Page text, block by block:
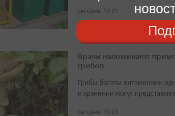
сегодня, 14:21
Врачи напоминают
грибов
Грибы богаты витаминами
и хранении могут
сегодня, 15:23